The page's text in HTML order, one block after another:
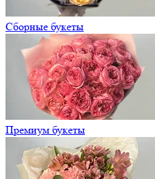
Сборные букеты
Премиум букеты